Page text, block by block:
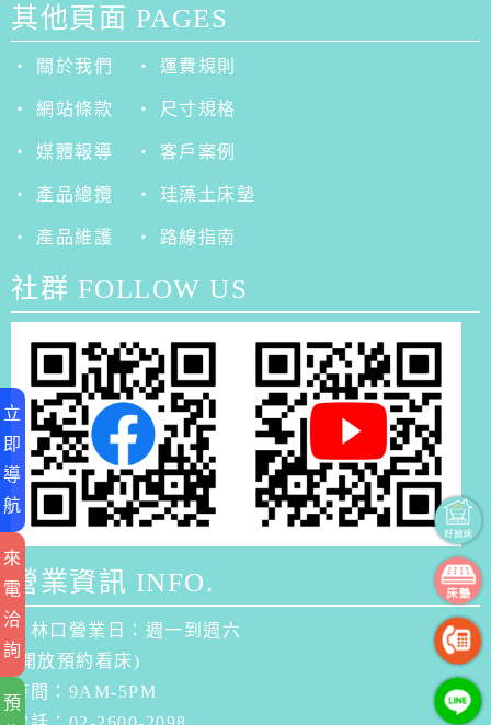
其他頁面 PAGES
‧ 關於我們 ‧ 運費規則
‧ 網站條款 ‧ 尺寸規格
‧ 媒體報導 ‧ 客戶案例
‧ 產品總攬 ‧ 珪藻土床墊
‧ 產品維護 ‧ 路線指南
社群 FOLLOW US
營業資訊 INFO.
．林口營業日：週一到週六
(開放預約看床)
時間：9AM-5PM
立
即
導
航
來
電
洽
詢
預